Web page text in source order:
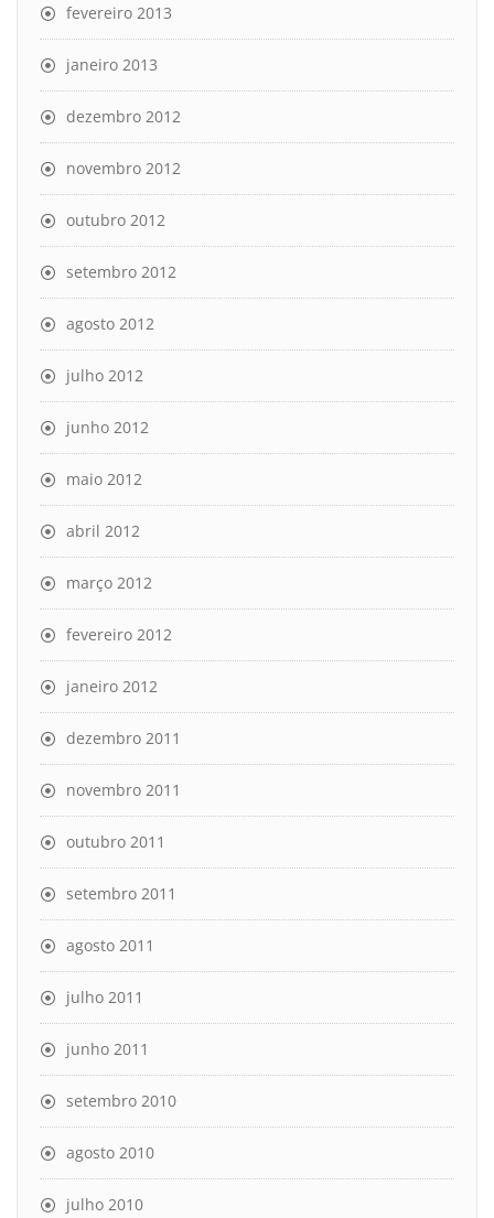
fevereiro 2013
janeiro 2013
dezembro 2012
novembro 2012
outubro 2012
setembro 2012
agosto 2012
julho 2012
junho 2012
maio 2012
abril 2012
março 2012
fevereiro 2012
janeiro 2012
dezembro 2011
novembro 2011
outubro 2011
setembro 2011
agosto 2011
julho 2011
junho 2011
setembro 2010
agosto 2010
julho 2010